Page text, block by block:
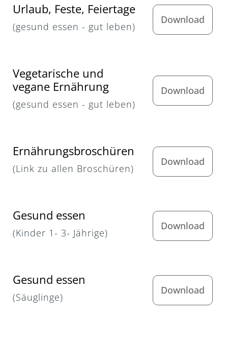
Urlaub, Feste, Feiertage
(gesund essen - gut leben)
Download
Vegetarische und
vegane Ernährung
(gesund essen - gut leben)
Download
Ernährungsbroschüren
(Link zu allen Broschüren)
Download
Gesund essen
(Kinder 1- 3- Jährige)
Download
Gesund essen
(Säuglinge)
Download